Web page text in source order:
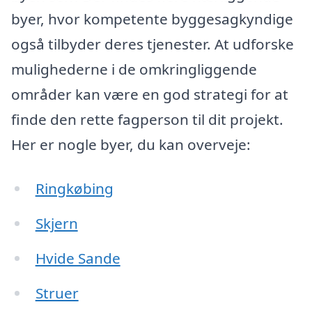
byer, hvor kompetente byggesagkyndige
også tilbyder deres tjenester. At udforske
mulighederne i de omkringliggende
områder kan være en god strategi for at
finde den rette fagperson til dit projekt.
Her er nogle byer, du kan overveje:
Ringkøbing
Skjern
Hvide Sande
Struer